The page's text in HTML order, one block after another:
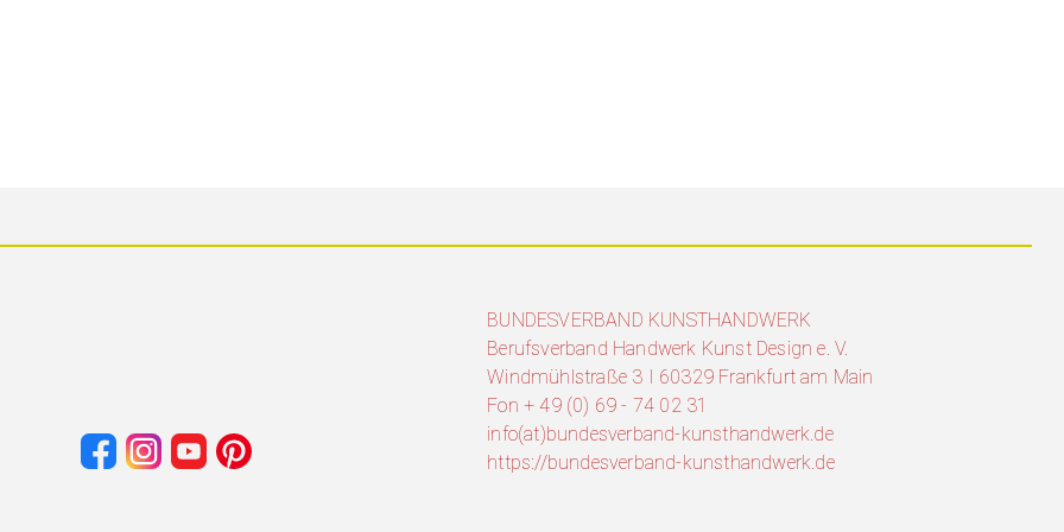
BUNDESVERBAND KUNSTHANDWERK
Berufsverband Handwerk Kunst Design e. V.
Windmühlstraße 3 I 60329 Frankfurt am Main
Fon + 49 (0) 69 - 74 02 31
info(at)bundesverband-kunsthandwerk.de
https://bundesverband-kunsthandwerk.de